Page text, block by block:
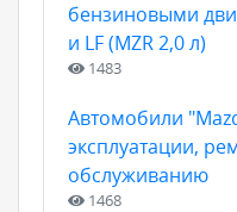
бензиновыми
и LF (MZR 2,0 л)
1483
Автомобили
эксплуатации,
обслуживанию
1468